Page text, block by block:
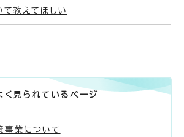
教えてほしい
く見られているページ
事業について